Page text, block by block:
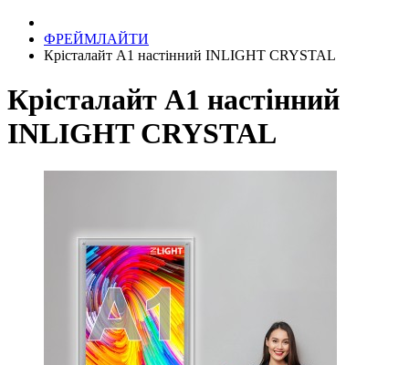
ФРЕЙМЛАЙТИ
Крісталайт А1 настінний INLIGHT CRYSTAL
Крісталайт А1 настінний
INLIGHT CRYSTAL